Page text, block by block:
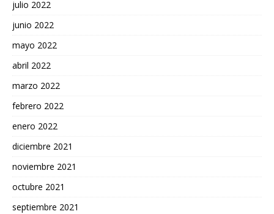
julio 2022
junio 2022
mayo 2022
abril 2022
marzo 2022
febrero 2022
enero 2022
diciembre 2021
noviembre 2021
octubre 2021
septiembre 2021